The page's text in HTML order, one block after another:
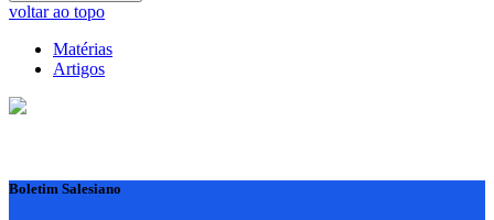
voltar ao topo
Matérias
Artigos
Boletim Salesiano